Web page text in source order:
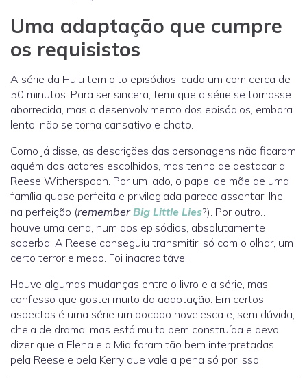
Uma adaptação que cumpre
os requisistos
A série da Hulu tem oito episódios, cada um com cerca de
50 minutos. Para ser sincera, temi que a série se tornasse
aborrecida, mas o desenvolvimento dos episódios, embora
lento, não se torna cansativo e chato.
Como já disse, as descrições das personagens não ficaram
aquém dos actores escolhidos, mas tenho de destacar a
Reese Witherspoon. Por um lado, o papel de mãe de uma
família quase perfeita e privilegiada parece assentar-lhe
na perfeição (rememberBig Little Lies?). Por outro…
houve uma cena, num dos episódios, absolutamente
soberba. A Reese conseguiu transmitir, só com o olhar, um
certo terror e medo. Foi inacreditável!
Houve algumas mudanças entre o livro e a série, mas
confesso que gostei muito da adaptação. Em certos
aspectos é uma série um bocado novelesca e, sem dúvida,
cheia de drama, mas está muito bem construída e devo
dizer que a Elena e a Mia foram tão bem interpretadas
pela Reese e pela Kerry que vale a pena só por isso.